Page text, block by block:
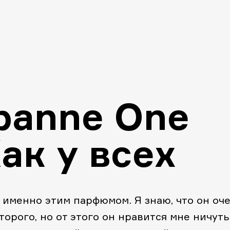
One
у всех
именно этим парфюмом. Я знаю, что он
но от этого он нравится мне ничуть